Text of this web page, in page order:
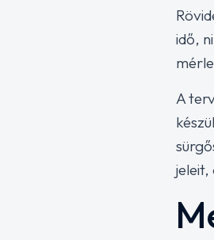
idő,
A
jeleit,